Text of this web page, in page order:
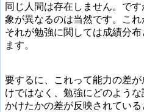
同じ人間は存在しません。で
象が異なるのは当然です。これ
それが勉強に関しては成績分
ます。
要するに、これって能力の差
けではなく、勉強にどのよう
かけたかの差が反映されてい